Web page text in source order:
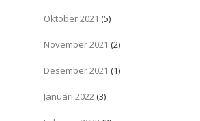
Oktober 2021 (5)
November 2021 (2)
Desember 2021 (1)
Januari 2022 (3)